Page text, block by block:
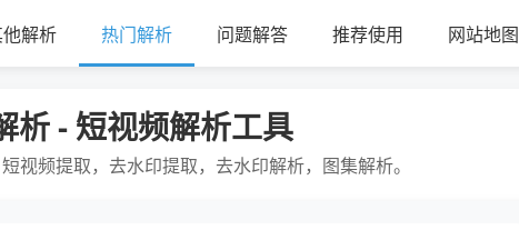
解析 热门解析 问题解答 推荐使用 网站地图
析 - 短视频解析工具
视频提取，去水印提取，去水印解析，图集解析。